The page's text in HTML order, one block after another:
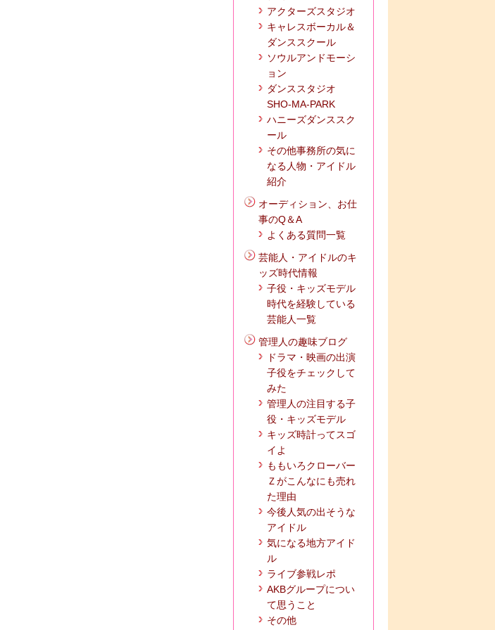
アクターズスタジオ
キャレスボーカル＆
ダンススクール
ソウルアンドモーシ
ョン
ダンススタジオ
SHO-MA-PARK
ハニーズダンススク
ール
その他事務所の気に
なる人物・アイドル
紹介
オーディション、お仕
事のQ＆A
よくある質問一覧
芸能人・アイドルのキ
ッズ時代情報
子役・キッズモデル
時代を経験している
芸能人一覧
管理人の趣味ブログ
ドラマ・映画の出演
子役をチェックして
みた
管理人の注目する子
役・キッズモデル
キッズ時計ってスゴ
イよ
ももいろクローバー
Ｚがこんなにも売れ
た理由
今後人気の出そうな
アイドル
気になる地方アイド
ル
ライブ参戦レポ
AKBグループについ
て思うこと
その他